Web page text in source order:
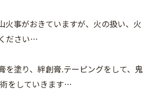
火事がおきていますが、火の扱い、火
ださい…
を塗り、絆創膏.テーピングをして、鬼
をしていきます…